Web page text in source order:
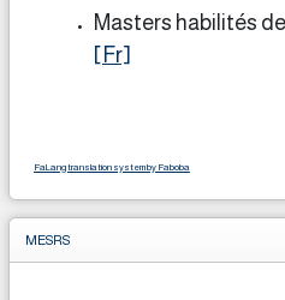
Masters habilités
[Fr]
FaLang translation system by Faboba
MESRS